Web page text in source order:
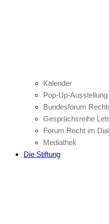
Kalender
Pop-Up-Ausstellung
Bundesforum
Gesprächsreihe
Forum Recht im
Mediathek
Die Stiftung